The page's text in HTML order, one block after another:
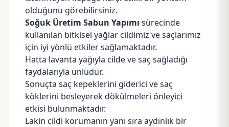
olduğunu görebilirsiniz.
Soğuk Üretim Sabun Yapımı sürecinde
kullanılan bitkisel yağlar cildimiz ve saçlarımız
için iyi yönlü etkiler sağlamaktadır.
Hatta lavanta yağıyla cilde ve saç sağladığı
faydalarıyla ünlüdür.
Sonuçta saç kepeklerini giderici ve saç
köklerini besleyerek dökülmeleri önleyici
etkisi bulunmaktadır.
Lakin cildi korumanın yanı sıra aydınlık bir